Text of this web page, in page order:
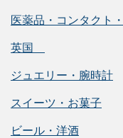
医薬品・コンタクト
英国
ジュエリー・腕時計
スイーツ・お菓子
ビール・洋酒